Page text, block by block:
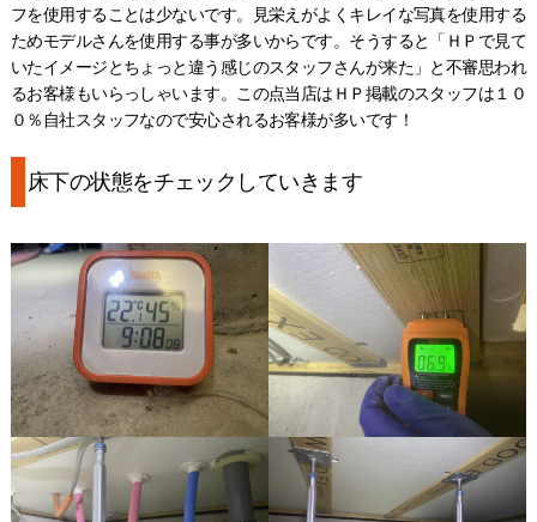
フを使用することは少ないです。見栄えがよくキレイな写真を使用する
ためモデルさんを使用する事が多いからです。そうすると「ＨＰで見て
いたイメージとちょっと違う感じのスタッフさんが来た」と不審思われ
るお客様もいらっしゃいます。この点当店はＨＰ掲載のスタッフは１０
０％自社スタッフなので安心されるお客様が多いです！
床下の状態をチェックしていきます